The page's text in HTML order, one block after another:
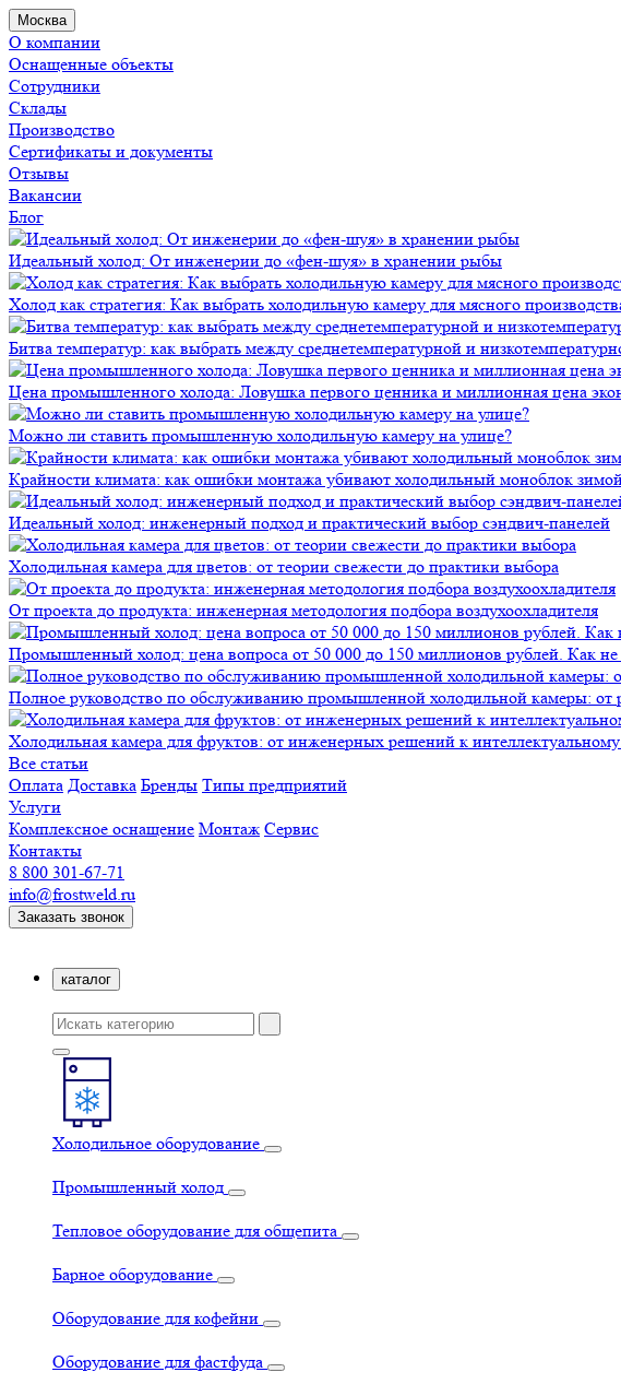
Москва
О компании
Оснащенные объекты
Сотрудники
Склады
Производство
Сертификаты и документы
Отзывы
Вакансии
Блог
Идеальный холод: От инженерии до «фен-шуя» в хранении рыбы
Холод как стратегия: Как выбрать холодильную камеру для мясного
Битва температур: как выбрать между среднетемпературной и
Цена промышленного холода: Ловушка первого ценника и миллионная цена
Можно ли ставить промышленную холодильную камеру на улице?
Крайности климата: как ошибки монтажа убивают холодильный моноблок
Идеальный холод: инженерный подход и практический выбор сэндвич-панелей
Холодильная камера для цветов: от теории свежести до практики выбора
От проекта до продукта: инженерная методология подбора воздухоохладителя
Промышленный холод: цена вопроса от 50 000 до 150 миллионов рублей. Как не
Полное руководство по обслуживанию промышленной холодильной камеры: от
Холодильная камера для фруктов: от инженерных решений к
Все статьи
Оплата Доставка Бренды Типы предприятий
Услуги
Комплексное оснащение Монтаж Сервис
Контакты
8 800 301-67-71
info@frostweld.ru
Заказать звонок
каталог
Холодильное оборудование
Промышленный холод
Тепловое оборудование для общепита
Барное оборудование
Оборудование для кофейни
Оборудование для фастфуда